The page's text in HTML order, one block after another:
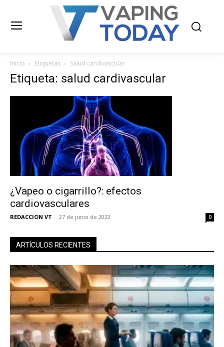
Inicio Etiquetas Salud cardivascular
Etiqueta: salud cardivascular
¿Vapeo o cigarrillo?: efectos
cardiovasculares
REDACCION VT - 27 de junio de 2022 0
ARTÍCULOS RECIENTES